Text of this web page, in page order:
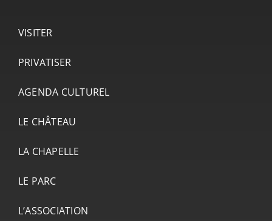
VISITER
PRIVATISER
AGENDA CULTUREL
LE CHÂTEAU
LA CHAPELLE
LE PARC
L’ASSOCIATION